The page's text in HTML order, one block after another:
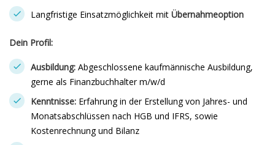
Langfristige Einsatzmöglichkeit mit Übernahmeoption
Dein Profil:
Ausbildung: Abgeschlossene kaufmännische Ausbildung,
gerne als Finanzbuchhalter m/w/d
Kenntnisse: Erfahrung in der Erstellung von Jahres- und
Monatsabschlüssen nach HGB und IFRS, sowie
Kostenrechnung und Bilanz